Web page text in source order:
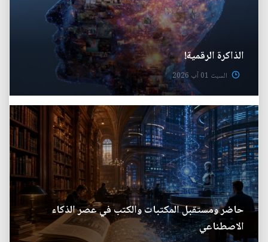
الذاكرة الرقمية!
السبت 01 آب 2026
حاضر ومستقبل المكتبات والكتب في عصر الذكاء
الاصطناعي